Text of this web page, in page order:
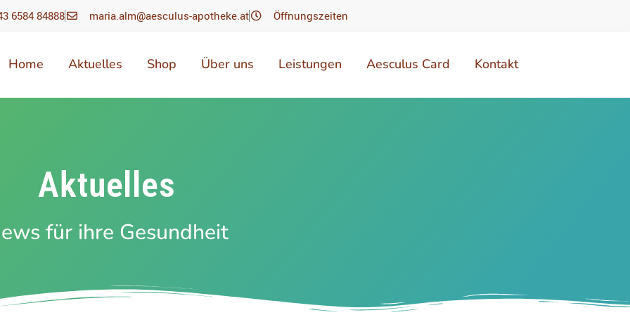
6584 84888 maria.alm@aesculus-apotheke.at Öffnungszeiten
Home Aktuelles Shop Über uns Leistungen Aesculus Card Kontakt
Aktuelles
für ihre Gesundheit